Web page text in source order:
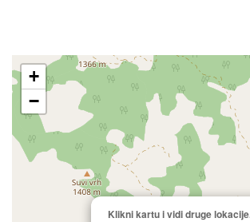
Klikni kartu i vidi druge
+
−